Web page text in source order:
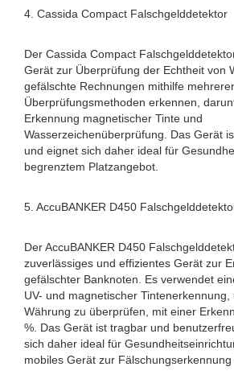
4. Cassida Compact Falschgelddetektor
Der Cassida Compact
Gerät zur Überprüfung der Echtheit von
gefälschte Rechnungen mithilfe mehrerer
Überprüfungsmethoden erkennen,
Erkennung magnetischer Tinte und
Wasserzeichenüberprüfung. Das Gerät
und eignet sich daher ideal für
begrenztem Platzangebot.
5. AccuBANKER D450
Der AccuBANKER D450
zuverlässiges und effizientes Gerät zur
gefälschter Banknoten. Es verwendet
UV- und magnetischer
Währung zu überprüfen, mit einer
%. Das Gerät ist tragbar und
sich daher ideal für
mobiles Gerät zur Fälschungserkennung